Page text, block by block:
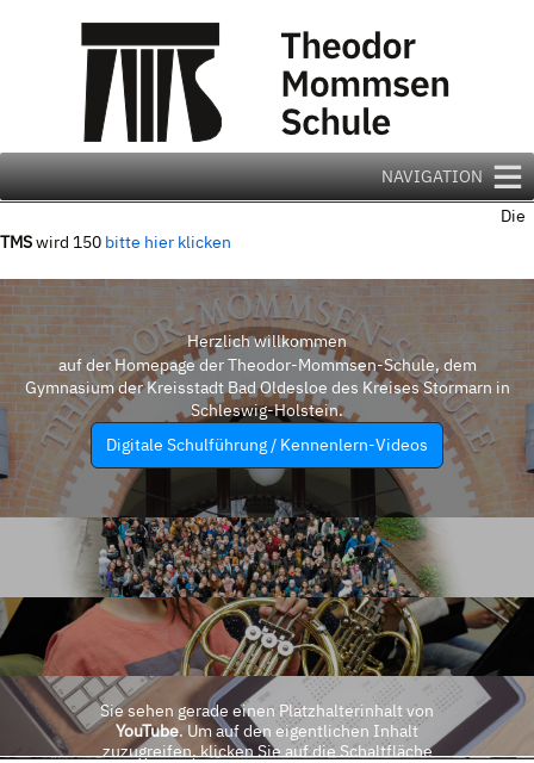
NAVIGATION
Die
TMSwird 150 bitte hier klicken
Herzlich willkommen
auf der Homepage der Theodor-Mommsen-Schule, dem
Gymnasium der Kreisstadt Bad Oldesloe des Kreises Stormarn in
Schleswig-Holstein.
Digitale Schulführung / Kennenlern-Videos
Sie sehen gerade einen Platzhalterinhalt von
YouTube. Um auf den eigentlichen Inhalt
zuzugreifen, klicken Sie auf die Schaltfläche